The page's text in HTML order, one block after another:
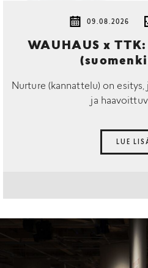
09.08.2026
WAUHAUS x
Nurture (kannattelu) on
ja
LUE